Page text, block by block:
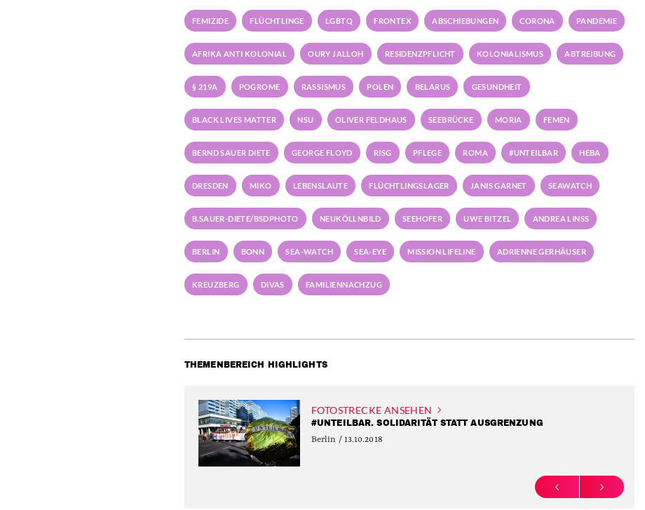
FEMIZIDE FLÜCHTLINGE LGBTQ FRONTEX ABSCHIEBUNGEN CORONA PANDEMIE
AFRIKA ANTI KOLONIAL OURY JALLOH RESIDENZPFLICHT KOLONIALISMUS ABTREIBUNG
§ 219A POGROME RASSISMUS POLEN BELARUS GESUNDHEIT
BLACK LIVES MATTER NSU OLIVER FELDHAUS SEEBRÜCKE MORIA FEMEN
BERND SAUER DIETE GEORGE FLOYD RISG PFLEGE ROMA #UNTEILBAR HEBA
DRESDEN MIKO LEBENSLAUTE FLÜCHTLINGSLAGER JANIS GARNET SEAWATCH
B.SAUER-DIETE/BSDPHOTO NEUKÖLLNBILD SEEHOFER UWE BITZEL ANDREA LINSS
BERLIN BONN SEA-WATCH SEA-EYE MISSION LIFELINE ADRIENNE GERHÄUSER
KREUZBERG DIVAS FAMILIENNACHZUG
THEMENBEREICH HIGHLIGHTS
FOTOSTRECKE ANSEHEN
#UNTEILBAR. SOLIDARITÄT STATT AUSGRENZUNG
Berlin / 13.10.2018
PREVIOUS NEXT